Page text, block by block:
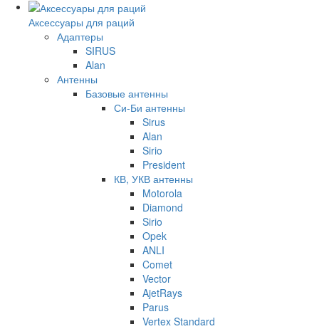
Аксессуары для раций
Адаптеры
SIRUS
Alan
Антенны
Базовые антенны
Си-Би антенны
Sirus
Alan
Sirio
President
КВ, УКВ антенны
Motorola
Diamond
Sirio
Opek
ANLI
Comet
Vector
AjetRays
Parus
Vertex Standard